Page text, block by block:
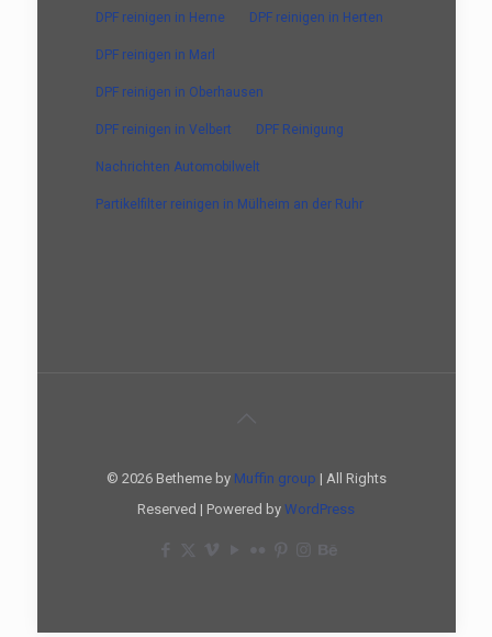
DPF reinigen in Herne DPF reinigen in Herten
DPF reinigen in Marl
DPF reinigen in Oberhausen
DPF reinigen in Velbert DPF Reinigung
Nachrichten Automobilwelt
Partikelfilter reinigen in Mülheim an der Ruhr
© 2026 Betheme by Muffin group | All Rights
Reserved | Powered by WordPress